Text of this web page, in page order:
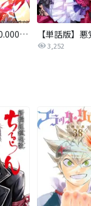
神血の救世主～0.00000001％を引き当て最強へ～【タテヨミ】
3,252